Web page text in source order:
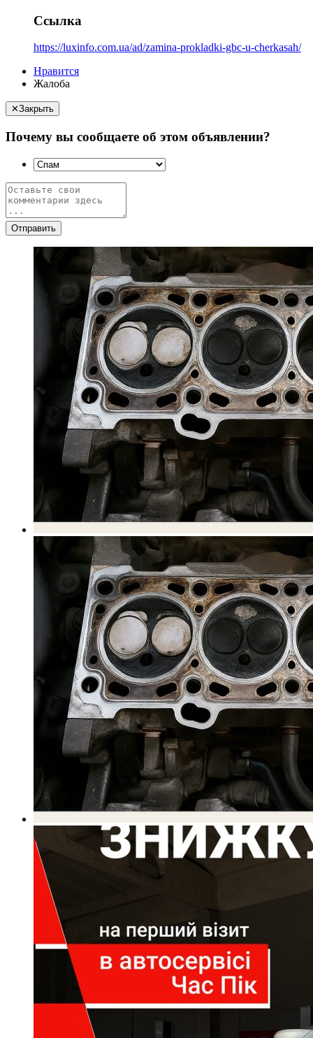
Ссылка
https://luxinfo.com.ua/ad/zamina-prokladki-gbc-u-cherkasah/
Нравится
Жалоба
✕Закрыть
Почему вы сообщаете об этом объявлении?
Отправить